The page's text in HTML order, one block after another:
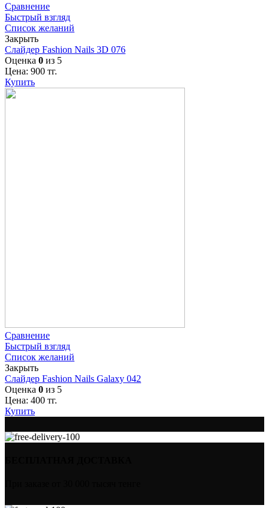
Сравнение
Быстрый взгляд
Список желаний
Закрыть
Слайдер Fashion Nails 3D 076
Оценка 0 из 5
Цена: 900 тг.
Купить
Сравнение
Быстрый взгляд
Список желаний
Закрыть
Слайдер Fashion Nails Galaxy 042
Оценка 0 из 5
Цена: 400 тг.
Купить